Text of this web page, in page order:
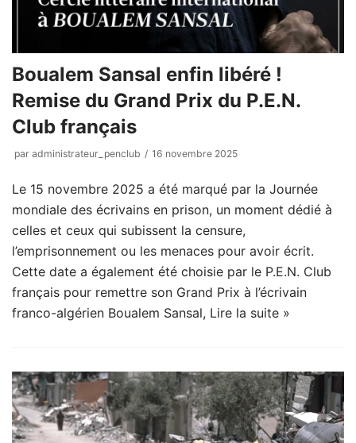
Boualem Sansal enfin libéré !
Remise du Grand Prix du P.E.N.
Club français
par administrateur_penclub 16 novembre 2025
Le 15 novembre 2025 a été marqué par la Journée
mondiale des écrivains en prison, un moment dédié à
celles et ceux qui subissent la censure,
l’emprisonnement ou les menaces pour avoir écrit.
Cette date a également été choisie par le P.E.N. Club
français pour remettre son Grand Prix à l’écrivain
franco-algérien Boualem Sansal, Lire la suite »